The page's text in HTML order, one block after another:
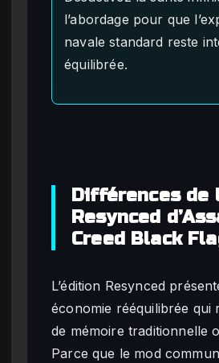
l’abordage pour que
navale standard reste
équilibrée.
Différences de
Resynced
Creed Black
L’édition Resynced
économie rééquilibrée qui
de mémoire traditionnelle
Parce que le mod